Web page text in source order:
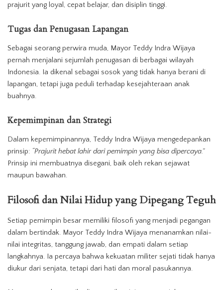
prajurit yang loyal, cepat belajar, dan disiplin tinggi.
Tugas dan Penugasan Lapangan
Sebagai seorang perwira muda, Mayor Teddy Indra Wijaya
pernah menjalani sejumlah penugasan di berbagai wilayah
Indonesia. Ia dikenal sebagai sosok yang tidak hanya berani di
lapangan, tetapi juga peduli terhadap kesejahteraan anak
buahnya.
Kepemimpinan dan Strategi
Dalam kepemimpinannya, Teddy Indra Wijaya mengedepankan
prinsip: “Prajurit hebat lahir dari pemimpin yang bisa dipercaya.”
Prinsip ini membuatnya disegani, baik oleh rekan sejawat
maupun bawahan.
Filosofi dan Nilai Hidup yang Dipegang Teguh
Setiap pemimpin besar memiliki filosofi yang menjadi pegangan
dalam bertindak. Mayor Teddy Indra Wijaya menanamkan nilai-
nilai integritas, tanggung jawab, dan empati dalam setiap
langkahnya. Ia percaya bahwa kekuatan militer sejati tidak hanya
diukur dari senjata, tetapi dari hati dan moral pasukannya.